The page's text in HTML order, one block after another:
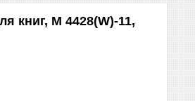
книг, M 4428(W)-11,